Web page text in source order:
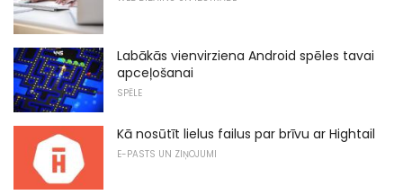
Labākās vienvirziena Android spēles tavai
apceļošanai
SPĒLE
Kā nosūtīt lielus failus par brīvu ar Hightail
E-PASTS UN ZIŅOJUMI